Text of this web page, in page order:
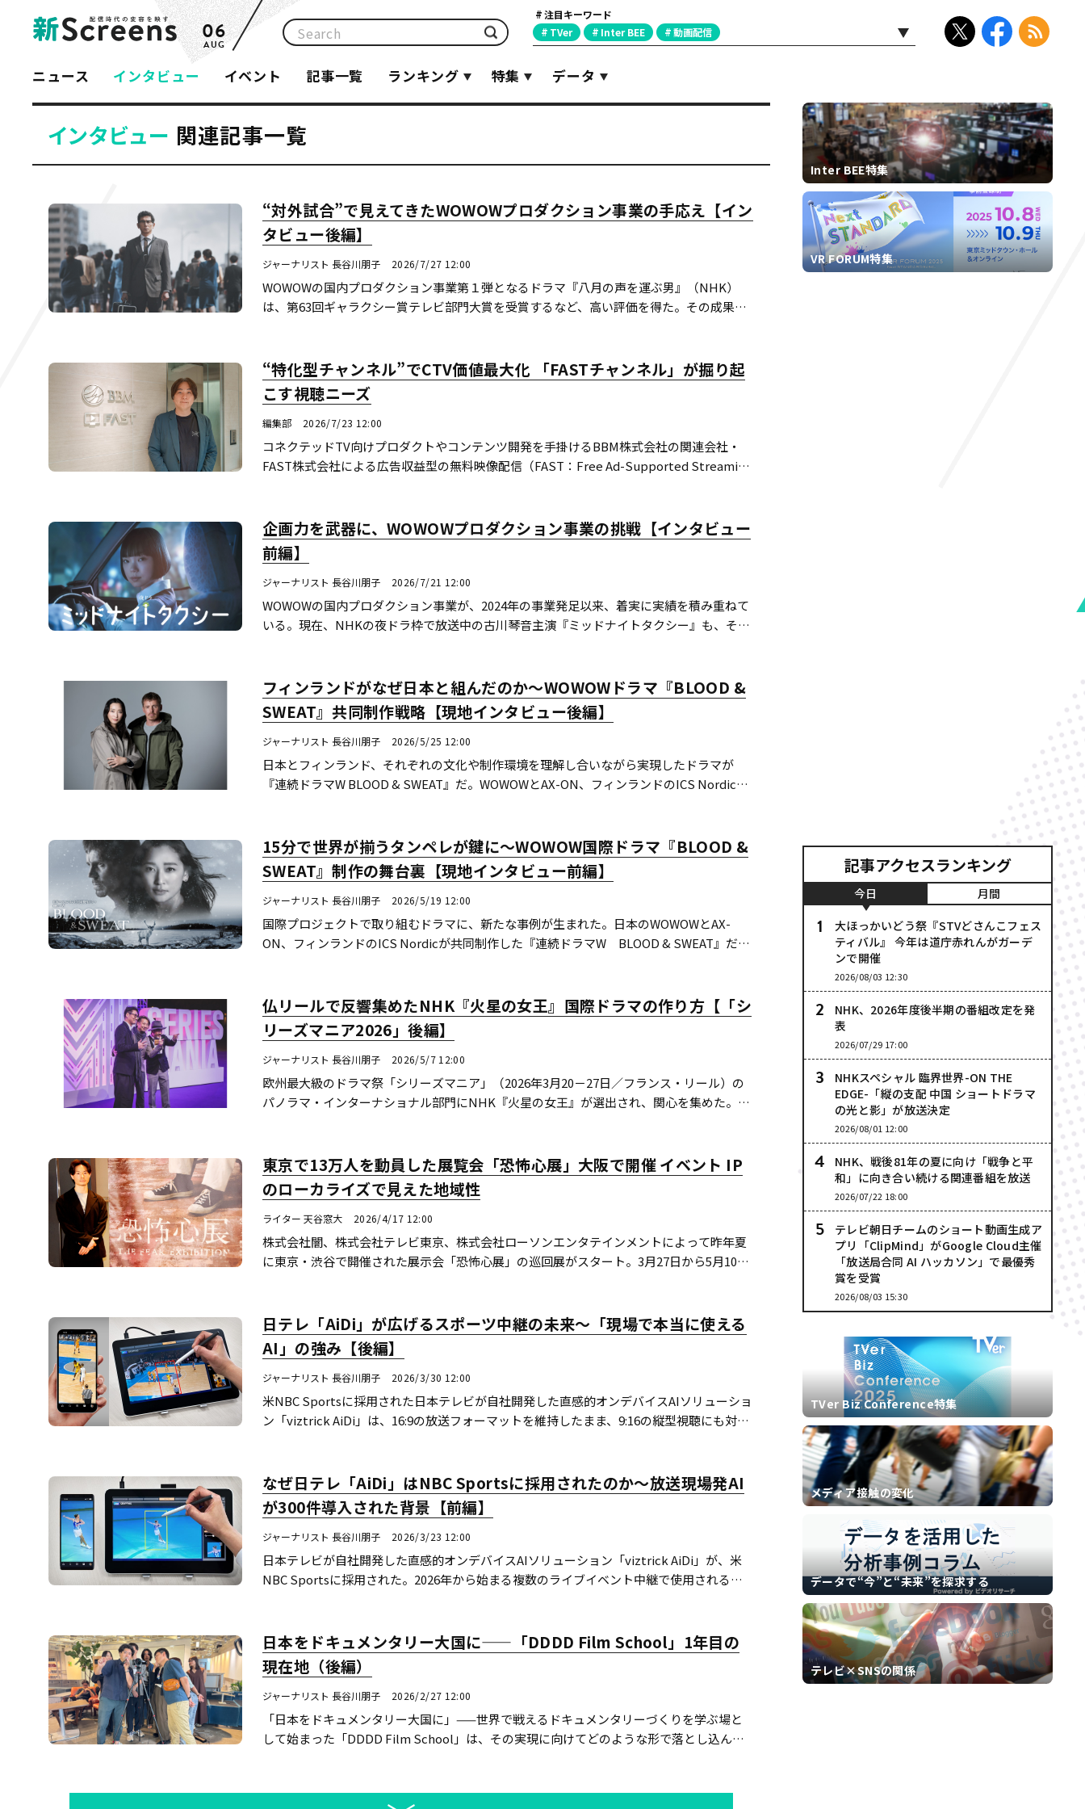
06
AUG
注目キーワード
TVer
Inter BEE 動画配信
ニュース インタビュー イベント 記事一覧 ランキング 特集 データ
インタビュー 関連記事一覧
“対外試合”で見えてきたWOWOWプロダクション事業の手応え【イン
タビュー後編】
ジャーナリスト 長谷川朋子 2026/7/27 12:00
WOWOWの国内プロダクション事業第１弾となるドラマ『八月の声を運ぶ男』（NHK）
は、第63回ギャラクシー賞テレビ部門大賞を受賞するなど、高い評価を得た。その成果を
“特化型チャンネル”でCTV価値最大化 「FASTチャンネル」が掘り起
こす視聴ニーズ
編集部 2026/7/23 12:00
コネクテッドTV向けプロダクトやコンテンツ開発を手掛けるBBM株式会社の関連会社・
FAST株式会社による広告収益型の無料映像配信（FAST：Free Ad-Supported Streaming
企画力を武器に、WOWOWプロダクション事業の挑戦【インタビュー
前編】
ジャーナリスト 長谷川朋子 2026/7/21 12:00
WOWOWの国内プロダクション事業が、2024年の事業発足以来、着実に実績を積み重ねて
いる。現在、NHKの夜ドラ枠で放送中の古川琴音主演『ミッドナイトタクシー』も、その
フィンランドがなぜ日本と組んだのか〜WOWOWドラマ『BLOOD &
SWEAT』共同制作戦略【現地インタビュー後編】
ジャーナリスト 長谷川朋子 2026/5/25 12:00
日本とフィンランド、それぞれの文化や制作環境を理解し合いながら実現したドラマが
『連続ドラマW BLOOD & SWEAT』だ。WOWOWとAX-ON、フィンランドのICS Nordicが
15分で世界が揃うタンペレが鍵に〜WOWOW国際ドラマ『BLOOD &
SWEAT』制作の舞台裏【現地インタビュー前編】
ジャーナリスト 長谷川朋子 2026/5/19 12:00
国際プロジェクトで取り組むドラマに、新たな事例が生まれた。日本のWOWOWとAX-
ON、フィンランドのICS Nordicが共同制作した『連続ドラマW BLOOD & SWEAT』だ。
仏リールで反響集めたNHK『火星の女王』国際ドラマの作り方【「シ
リーズマニア2026」後編】
ジャーナリスト 長谷川朋子 2026/5/7 12:00
欧州最大級のドラマ祭「シリーズマニア」（2026年3月20－27日／フランス・リール）の
パノラマ・インターナショナル部門にNHK『火星の女王』が選出され、関心を集めた。シ
東京で13万人を動員した展覧会「恐怖心展」大阪で開催 イベント IP
のローカライズで見えた地域性
ライター 天谷窓大 2026/4/17 12:00
株式会社闇、株式会社テレビ東京、株式会社ローソンエンタテインメントによって昨年夏
に東京・渋谷で開催された展示会「恐怖心展」の巡回展がスタート。3月27日から5月10日
日テレ「AiDi」が広げるスポーツ中継の未来〜「現場で本当に使える
AI」の強み【後編】
ジャーナリスト 長谷川朋子 2026/3/30 12:00
米NBC Sportsに採用された日本テレビが自社開発した直感的オンデバイスAIソリューショ
ン「viztrick AiDi」は、16:9の放送フォーマットを維持したまま、9:16の縦型視聴にも対応
なぜ日テレ「AiDi」はNBC Sportsに採用されたのか〜放送現場発AI
が300件導入された背景【前編】
ジャーナリスト 長谷川朋子 2026/3/23 12:00
日本テレビが自社開発した直感的オンデバイスAIソリューション「viztrick AiDi」が、米
NBC Sportsに採用された。2026年から始まる複数のライブイベント中継で使用される予
日本をドキュメンタリー大国に——「DDDD Film School」1年目の
現在地（後編）
ジャーナリスト 長谷川朋子 2026/2/27 12:00
「日本をドキュメンタリー大国に」——世界で戦えるドキュメンタリーづくりを学ぶ場と
して始まった「DDDD Film School」は、その実現に向けてどのような形で落とし込んで
Inter BEE特集
VR FORUM特集
記事アクセスランキング
今日
月間
大ほっかいどう祭『STVどさんこフェス
ティバル』 今年は道庁赤れんがガーデ
ンで開催
2026/08/03 12:30
NHK、2026年度後半期の番組改定を発
表
2026/07/29 17:00
NHKスペシャル 臨界世界-ON THE
EDGE-「縦の支配 中国 ショートドラマ
の光と影」が放送決定
2026/08/01 12:00
NHK、戦後81年の夏に向け「戦争と平
和」に向き合い続ける関連番組を放送
2026/07/22 18:00
テレビ朝日チームのショート動画生成ア
プリ「ClipMind」がGoogle Cloud主催
「放送局合同 AI ハッカソン」で最優秀
賞を受賞
2026/08/03 15:30
TVer Biz Conference特集
メディア接触の変化
データで“今”と“未来”を探求する
テレビ×SNSの関係